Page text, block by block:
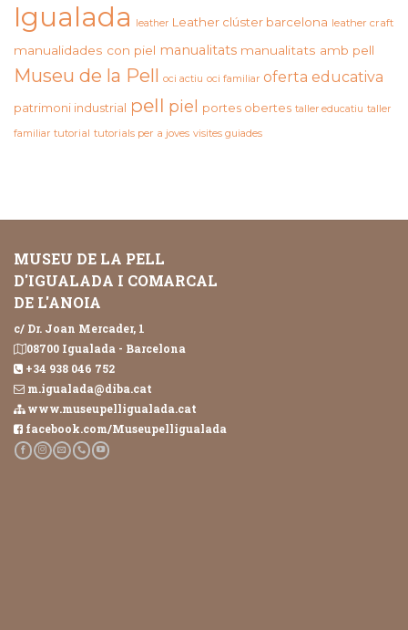
Igualada leather Leather clúster barcelona leather craft
manualidades con piel manualitats manualitats amb pell
Museu de la Pell oci actiu oci familiar oferta educativa
patrimoni industrial pell piel portes obertes taller educatiu taller
familiar tutorial tutorials per a joves visites guiades
MUSEU DE LA PELL
D'IGUALADA I COMARCAL
DE L'ANOIA
c/ Dr. Joan Mercader, 1
08700 Igualada - Barcelona
+34 938 046 752
m.igualada@diba.cat
www.museupelligualada.cat
facebook.com/Museupelligualada